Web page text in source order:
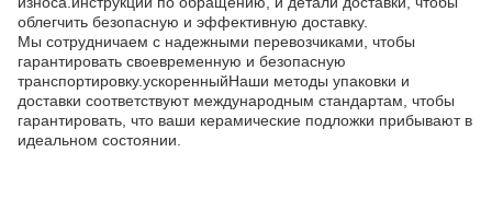
облегчить безопасную и эффективную доставку.
Мы сотрудничаем с надежными перевозчиками, чтобы
гарантировать своевременную и безопасную
транспортировку.ускоренныйНаши методы упаковки и
доставки соответствуют международным стандартам, чтобы
гарантировать, что ваши керамические подложки прибывают в
идеальном состоянии.